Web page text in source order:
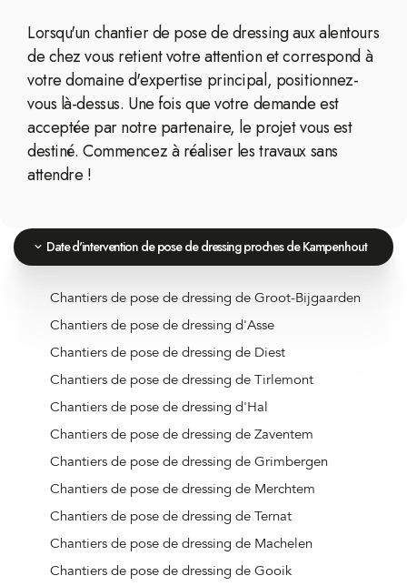
Lorsqu'un chantier de pose de dressing aux alentours
de chez vous retient votre attention et correspond à
votre domaine d'expertise principal, positionnez-
vous là-dessus. Une fois que votre demande est
acceptée par notre partenaire, le projet vous est
destiné. Commencez à réaliser les travaux sans
attendre !
Date d'intervention de pose de dressing proches de Kampenhout
Chantiers de pose de dressing de Groot-Bijgaarden
Chantiers de pose de dressing d'Asse
Chantiers de pose de dressing de Diest
Chantiers de pose de dressing de Tirlemont
Chantiers de pose de dressing d'Hal
Chantiers de pose de dressing de Zaventem
Chantiers de pose de dressing de Grimbergen
Chantiers de pose de dressing de Merchtem
Chantiers de pose de dressing de Ternat
Chantiers de pose de dressing de Machelen
Chantiers de pose de dressing de Gooik